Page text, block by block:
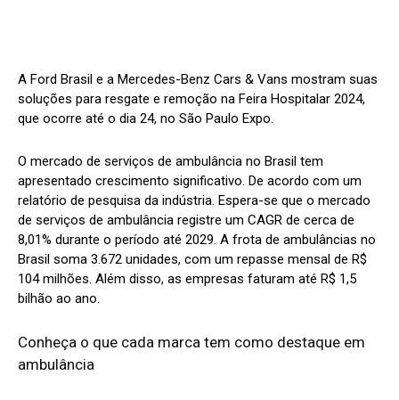
A Ford Brasil e a Mercedes-Benz Cars & Vans mostram suas
soluções para resgate e remoção na Feira Hospitalar 2024,
que ocorre até o dia 24, no São Paulo Expo.
O mercado de serviços de ambulância no Brasil tem
apresentado crescimento significativo. De acordo com um
relatório de pesquisa da indústria. Espera-se que o mercado
de serviços de ambulância registre um CAGR de cerca de
8,01% durante o período até 2029. A frota de ambulâncias no
Brasil soma 3.672 unidades, com um repasse mensal de R$
104 milhões. Além disso, as empresas faturam até R$ 1,5
bilhão ao ano.
Conheça o que cada marca tem como destaque em
ambulância